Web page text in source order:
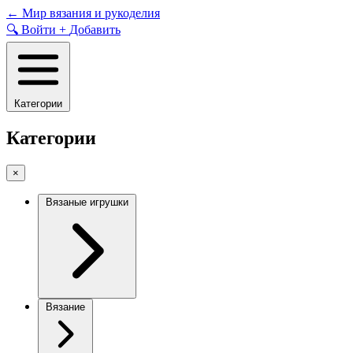
Skip
to
content
← Мир вязания и рукоделия
🔍 Войти + Добавить
Категории
Категории
×
Вязаные игрушки
Вязание